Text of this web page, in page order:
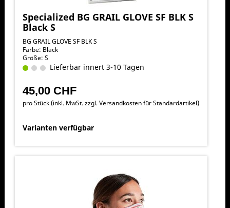
Specialized BG GRAIL GLOVE SF BLK S
Black S
BG GRAIL GLOVE SF BLK S
Farbe: Black
Größe: S
Lieferbar innert 3-10 Tagen
45,00 CHF
pro Stück (inkl. MwSt. zzgl.Versandkosten für Standardartikel)
Varianten verfügbar